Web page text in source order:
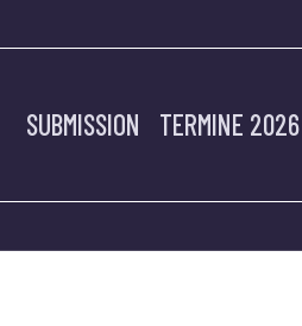
SUBMISSION TERMINE 2026